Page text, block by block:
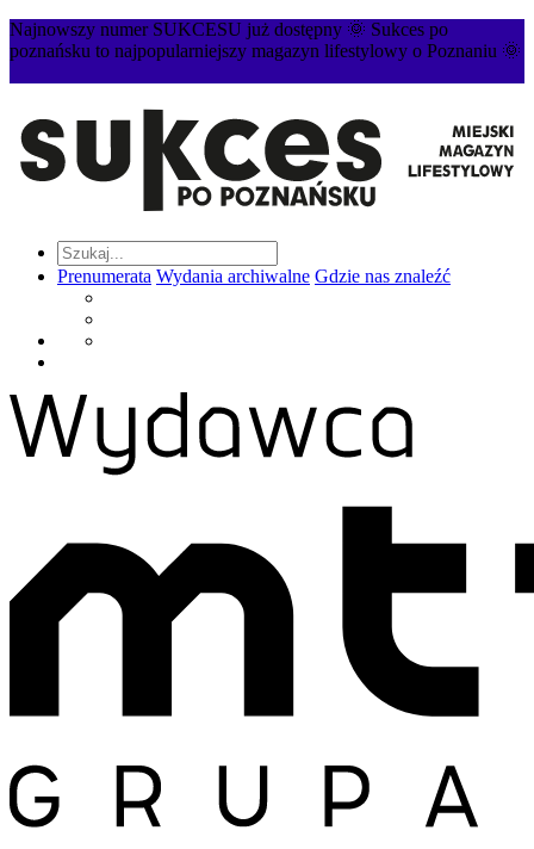
Najnowszy numer SUKCESU już dostępny 🌞 Sukces po
poznańsku to najpopularniejszy magazyn lifestylowy o Poznaniu 🌞
Prenumerata Wydania archiwalne Gdzie nas znaleźć